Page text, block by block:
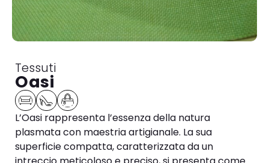
Tessuti
Oasi
L’Oasi rappresenta l’essenza della natura
plasmata con maestria artigianale. La sua
superficie compatta, caratterizzata da un